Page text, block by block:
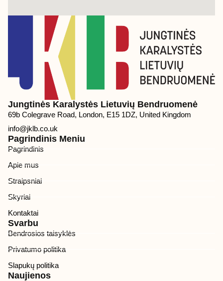
Jungtinės Karalystės Lietuvių Bendruomenė
69b Colegrave Road, London, E15 1DZ, United Kingdom
info@jklb.co.uk
Pagrindinis Meniu
Pagrindinis
Apie mus
Straipsniai
Skyriai
Kontaktai
Svarbu
Bendrosios taisyklės
Privatumo politika
Slapukų politika
Naujienos